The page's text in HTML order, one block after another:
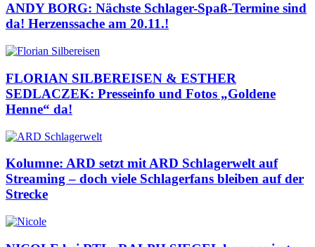
ANDY BORG: Nächste Schlager-Spaß-Termine sind
da! Herzenssache am 20.11.!
FLORIAN SILBEREISEN & ESTHER
SEDLACZEK: Presseinfo und Fotos „Goldene
Henne“ da!
Kolumne: ARD setzt mit ARD Schlagerwelt auf
Streaming – doch viele Schlagerfans bleiben auf der
Strecke